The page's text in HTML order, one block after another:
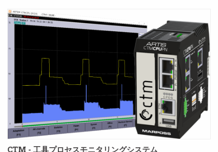
CTM - 工具プロセスモニタリングシステム